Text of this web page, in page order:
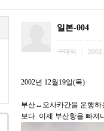
일본-004
구태익
2002년 12월19일(목)
부산↔오사카간을 운행하
보다. 이제 부산항을 빠져